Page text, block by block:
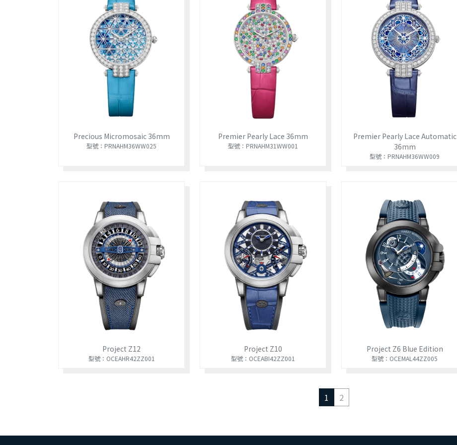
Precious Micromosaic 36mm
型號：PRNAHM36WW025
Premier Pearly Lace 36mm
型號：PRNAHM31WW001
Premier Pearly Lace Automatic
36mm
型號：PRNAHM36WW009
Project Z12
型號：OCEAHR42ZZ001
Project Z10
型號：OCEABI42ZZ001
Project Z6 Blue Edition
型號：OCEMAL44ZZ005
1 2